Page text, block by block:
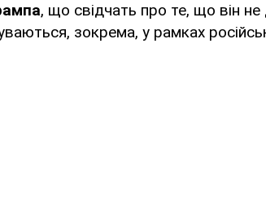
, що свідчать про те, що він
зокрема, у рамках